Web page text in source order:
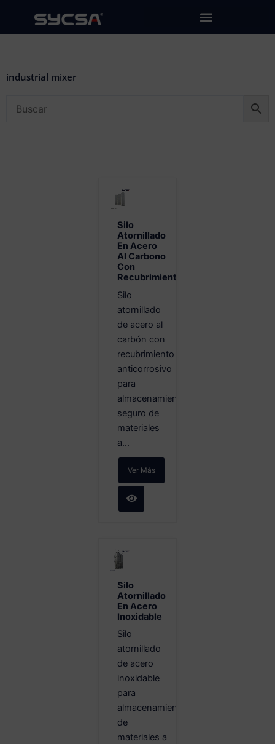
contenido
industrial mixer
Silo
Atornillado
En Acero
Al Carbono
Con
Recubrimiento
Silo
atornillado
de acero al
carbón con
recubrimiento
anticorrosivo
para
almacenamiento
seguro de
materiales
a...
Ver Más
Silo
Atornillado
En Acero
Inoxidable
Silo
atornillado
de acero
inoxidable
para
almacenamiento
de
materiales a